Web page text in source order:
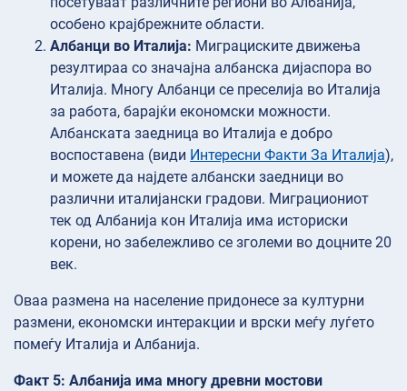
особено крајбрежните области.
Албанци во Италија: Миграциските движења
резултираа со значајна албанска дијаспора во
Италија. Многу Албанци се преселија во Италија
за работа, барајќи економски можности.
Албанската заедница во Италија е добро
воспоставена (види Интересни Факти За Италија),
и можете да најдете албански заедници во
различни италијански градови. Миграциониот
тек од Албанија кон Италија има историски
корени, но забележливо се зголеми во доцните 20
век.
Оваа размена на население придонесе за културни
размени, економски интеракции и врски меѓу луѓето
помеѓу Италија и Албанија.
Факт 5: Албанија има многу древни мостови